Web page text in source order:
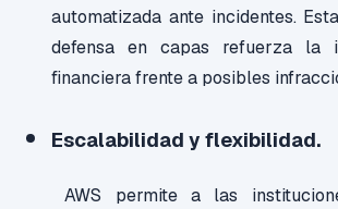
automatizada ante incidentes.
defensa en capas refuerza la
financiera frente a posibles
Escalabilidad y flexibilidad.
AWS permite a las